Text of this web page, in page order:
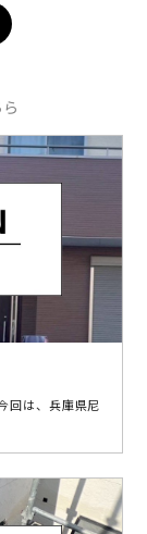
回は、兵庫県尼